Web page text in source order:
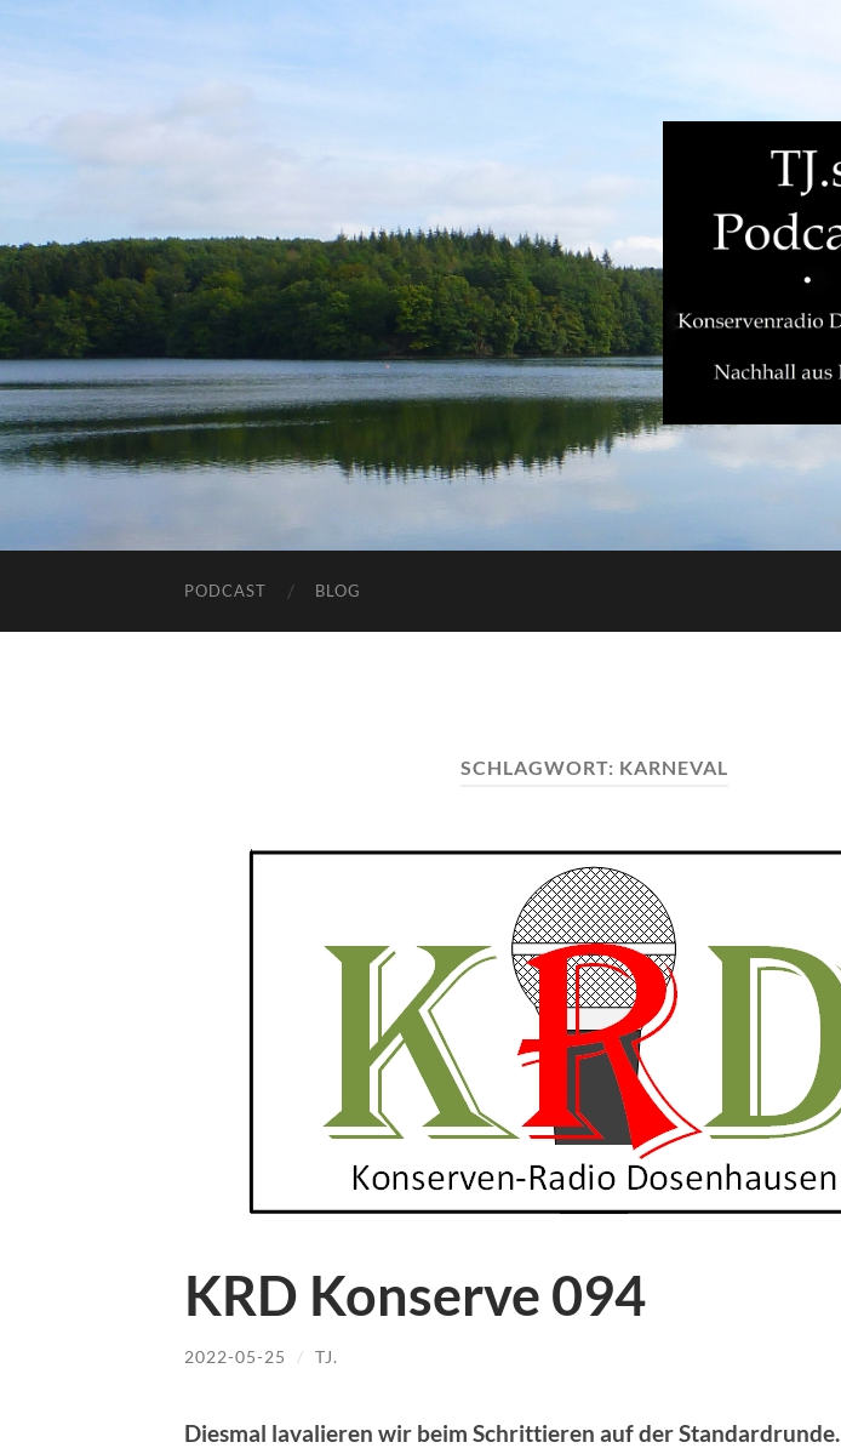
PODCAST BLOG
SCHLAGWORT: KARNEVAL
KRD Konserve 094
2022-05-25 / TJ.
Diesmal lavalieren wir beim Schrittieren auf der Standardrunde.